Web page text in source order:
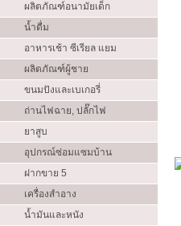
ผลิตภัณฑ์อนามัยเด็ก
น้ำดื่ม
อาหารเช้า ซีเรียล แยม
ผลิตภัณฑ์ผู้ชาย
ขนมปังและเบเกอรี่
ถ่านไฟฉาย, ปลั๊กไฟ
ยาสูบ
อุปกรณ์ซ่อมแซมบ้าน
ฝากขาย 5
เครื่องสำอาง
น้ำมันและหนัง